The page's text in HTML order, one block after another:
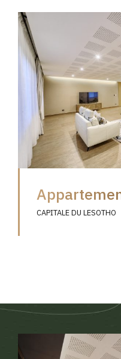
CAPITALE DU LESOTHO